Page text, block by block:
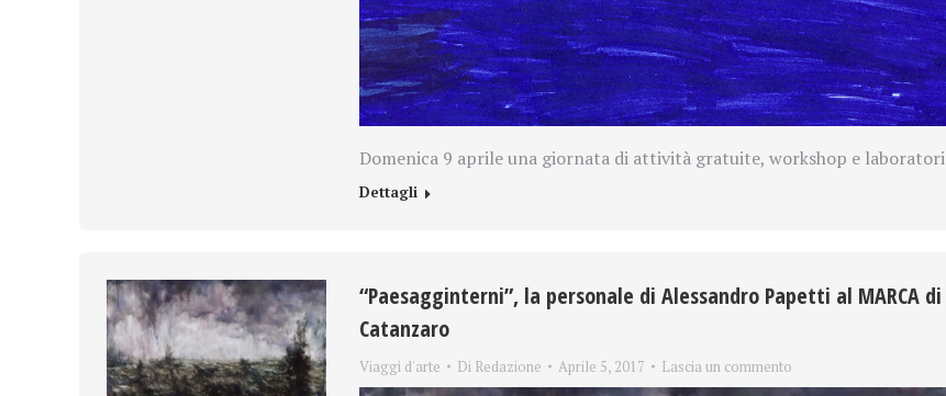
Domenica 9 aprile una giornata di attività gratuite, workshop e laboratori
Dettagli
“Paesagginterni”, la personale di Alessandro Papetti al MARCA di
Catanzaro
Viaggi d'arte Di Redazione Aprile 5, 2017 Lascia un commento